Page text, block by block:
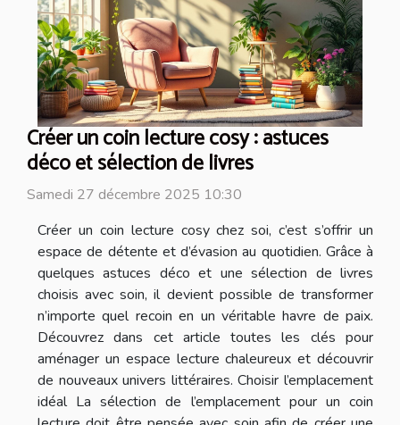
Créer un coin lecture cosy : astuces
déco et sélection de livres
Samedi 27 décembre 2025 10:30
Créer un coin lecture cosy chez soi, c’est s’offrir un
espace de détente et d’évasion au quotidien. Grâce à
quelques astuces déco et une sélection de livres
choisis avec soin, il devient possible de transformer
n’importe quel recoin en un véritable havre de paix.
Découvrez dans cet article toutes les clés pour
aménager un espace lecture chaleureux et découvrir
de nouveaux univers littéraires. Choisir l’emplacement
idéal La sélection de l’emplacement pour un coin